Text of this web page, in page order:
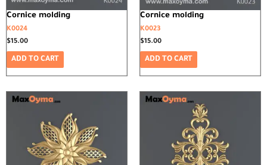
Cornice molding
K0024
$15.00
ADD TO CART
Cornice molding
K0023
$15.00
ADD TO CART